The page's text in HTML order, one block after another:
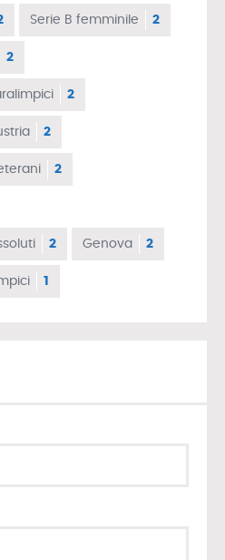
Serie B femminile 2
2
2
2
2
2 Genova 2
1